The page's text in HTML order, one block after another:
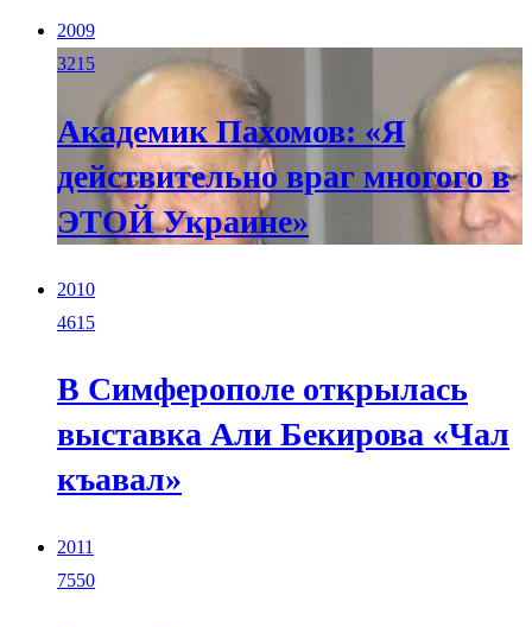
2009
3215
Академик Пахомов: «Я
действительно враг многого в
ЭТОЙ Украине»
2010
4615
В Симферополе открылась
выставка Али Бекирова «Чал
къавал»
2011
7550